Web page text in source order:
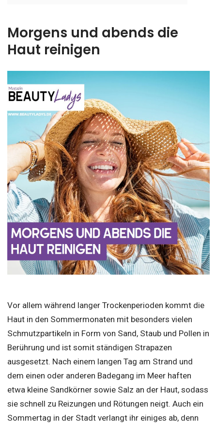
Morgens und abends die
Haut reinigen
Vor allem während langer Trockenperioden kommt die
Haut in den Sommermonaten mit besonders vielen
Schmutzpartikeln in Form von Sand, Staub und Pollen in
Berührung und ist somit ständigen Strapazen
ausgesetzt. Nach einem langen Tag am Strand und
dem einen oder anderen Badegang im Meer haften
etwa kleine Sandkörner sowie Salz an der Haut, sodass
sie schnell zu Reizungen und Rötungen neigt. Auch ein
Sommertag in der Stadt verlangt ihr einiges ab, denn